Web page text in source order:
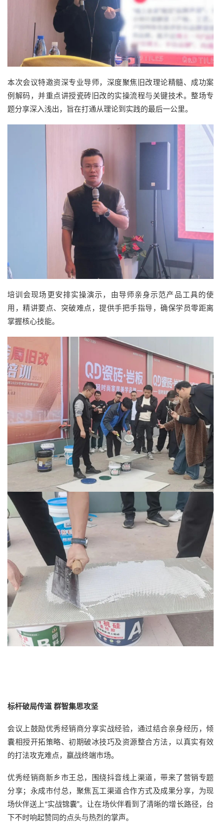
本次会议特邀资深专业导师，深度聚焦旧改理论精髓、成功案
例解码，并重点讲授瓷砖旧改的实操流程与关键技术。整场专
题分享深入浅出，旨在打通从理论到实践的最后一公里。
培训会现场更安排实操演示，由导师亲身示范产品工具的使
用，精讲要点、突破难点，提供手把手指导，确保学员零距离
掌握核心技能。
标杆破局传道 群智集思攻坚
会议上鼓励优秀经销商分享实战经验，通过结合亲身经历，倾
囊相授开拓策略、初期破冰技巧及资源整合方法，以真实有效
的打法攻克难点，赢战终端市场。
优秀经销商新乡市王总，围绕抖音线上渠道，带来了营销专题
分享；永成市付总，聚焦瓦工渠道合作方式及成果分享，为现
场伙伴送上“实战锦囊”。让在场伙伴看到了清晰的增长路径，台
下不时响起赞同的点头与热烈的掌声。